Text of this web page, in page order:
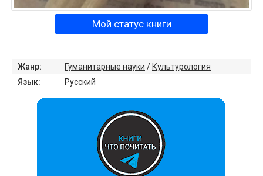
Мой статус книги
Жанр: Гуманитарные науки / Культурология
Язык:
Русский